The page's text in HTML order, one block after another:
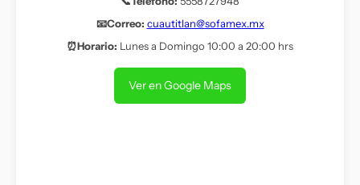
📧Correo: cuautitlan@sofamex.mx
⏰Horario: Lunes a Domingo 10:00 a 20:00 hrs
Ver en Google Maps